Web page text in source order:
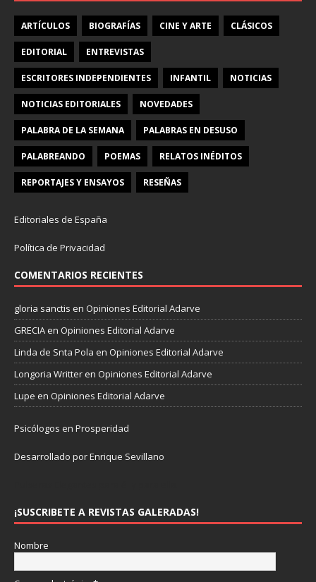
ARTÍCULOS BIOGRAFÍAS CINE Y ARTE CLÁSICOS
EDITORIAL ENTREVISTAS
ESCRITORES INDEPENDIENTES INFANTIL NOTICIAS
NOTICIAS EDITORIALES NOVEDADES
PALABRA DE LA SEMANA PALABRAS EN DESUSO
PALABREANDO POEMAS RELATOS INÉDITOS
REPORTAJES Y ENSAYOS RESEÑAS
Editoriales de España
Política de Privacidad
COMENTARIOS RECIENTES
gloria sanctis en Opiniones Editorial Adarve
GRECIAen Opiniones Editorial Adarve
Linda de Snta Pola en Opiniones Editorial Adarve
Longoria Writteren Opiniones Editorial Adarve
Lupe en Opiniones Editorial Adarve
Psicólogos en Prosperidad
Desarrollado por Enrique Sevillano
¡SUSCRIBETE A REVISTAS GALERADAS!
Nombre